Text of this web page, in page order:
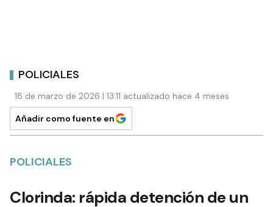
POLICIALES
18 de marzo de 2026 | 13:11 actualizado hace 4 meses
Añadir como fuente en
POLICIALES
Clorinda: rápida detención de un